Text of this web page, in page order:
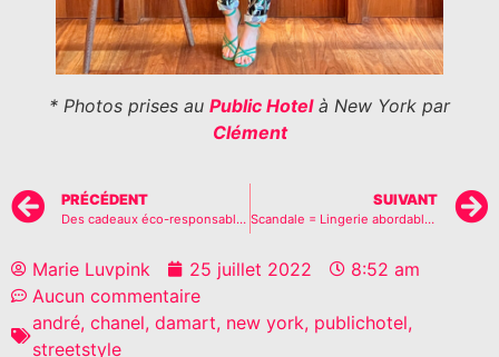
* Photos prises au Public Hotelà New York par
Clément
PRÉCÉDENT
Des cadeaux éco-responsables et originaux ?!
SUIVANT
Scandale = Lingerie abordable & éco-responsable ?
Marie Luvpink 25 juillet 2022
8:52 am
Aucun commentaire
andré, chanel, damart, new york, publichotel,
streetstyle